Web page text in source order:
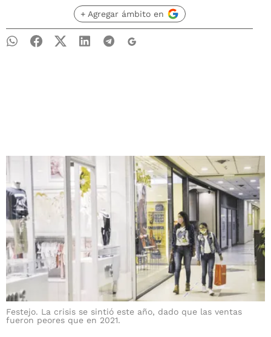
+ Agregar ámbito en
Festejo. La crisis se sintió este año, dado que las ventas
fueron peores que en 2021.